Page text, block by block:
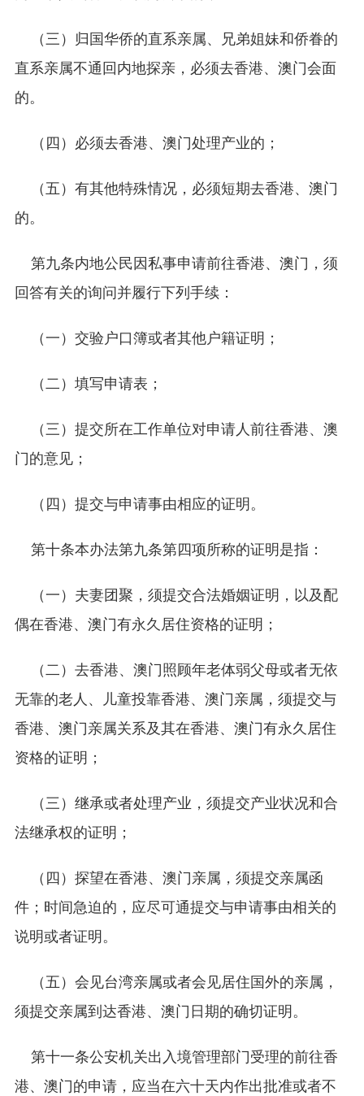
（三）归国华侨的直系亲属、兄弟姐妹和侨眷的
直系亲属不通回内地探亲，必须去香港、澳门会面
的。
（四）必须去香港、澳门处理产业的；
（五）有其他特殊情况，必须短期去香港、澳门
的。
第九条内地公民因私事申请前往香港、澳门，须
回答有关的询问并履行下列手续：
（一）交验户口簿或者其他户籍证明；
（二）填写申请表；
（三）提交所在工作单位对申请人前往香港、澳
门的意见；
（四）提交与申请事由相应的证明。
第十条本办法第九条第四项所称的证明是指：
（一）夫妻团聚，须提交合法婚姻证明，以及配
偶在香港、澳门有永久居住资格的证明；
（二）去香港、澳门照顾年老体弱父母或者无依
无靠的老人、儿童投靠香港、澳门亲属，须提交与
香港、澳门亲属关系及其在香港、澳门有永久居住
资格的证明；
（三）继承或者处理产业，须提交产业状况和合
法继承权的证明；
（四）探望在香港、澳门亲属，须提交亲属函
件；时间急迫的，应尽可通提交与申请事由相关的
说明或者证明。
（五）会见台湾亲属或者会见居住国外的亲属，
须提交亲属到达香港、澳门日期的确切证明。
第十一条公安机关出入境管理部门受理的前往香
港、澳门的申请，应当在六十天内作出批准或者不